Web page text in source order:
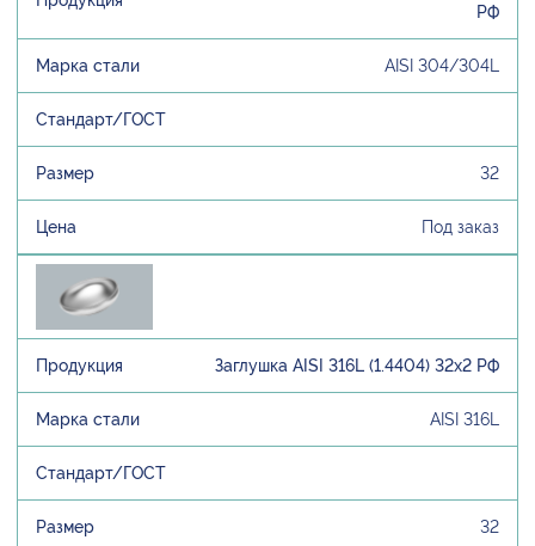
РФ
AISI 304/304L
32
Под заказ
Заглушка AISI 316L (1.4404) 32х2 РФ
AISI 316L
32